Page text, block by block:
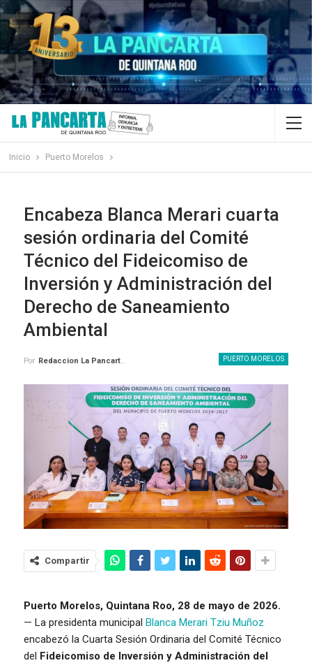
Inicio Puerto Morelos
Encabeza Blanca Merari cuarta
sesión ordinaria del Comité
Técnico del Fideicomiso de
Inversión y Administración del
Derecho de Saneamiento
Ambiental
PUERTO MORELOS
Por Redaccion La Pancarta De Quintana Roo
Compartir
Puerto Morelos, Quintana Roo, 28 de mayo de 2026.
— La presidenta municipal Blanca Merari Tziu Muñoz
encabezó la Cuarta Sesión Ordinaria del Comité Técnico
del Fideicomiso de Inversión y Administración del